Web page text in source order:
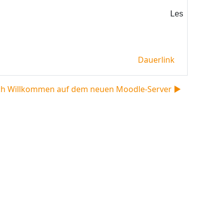
Les
Dauerlink
Willkommen auf dem neuen Moodle-Server ▶︎